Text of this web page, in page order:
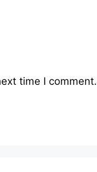
time I comment.